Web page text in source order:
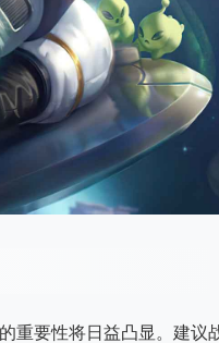
重要性将日益凸显。建议